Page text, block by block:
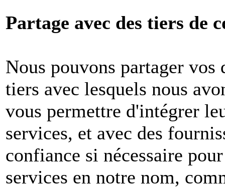
Partage avec des tiers de
Nous pouvons partager vos
tiers avec lesquels nous
vous permettre d'intégrer
services, et avec des
confiance si nécessaire
services en notre nom,